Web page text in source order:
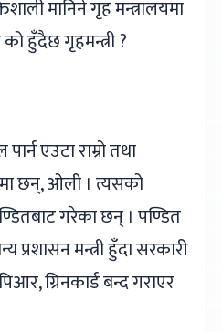
मानिने गृह मन्त्रालयमा
हुँदैछ गृहमन्त्री ?
एउटा राम्रो तथा
छन्, ओली । त्यसको
गरेका छन् । पण्डित
प्रशासन मन्त्री हुँदा सरकारी
ग्रिनकार्ड बन्द गराएर